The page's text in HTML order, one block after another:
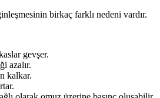
birkaç farklı nedeni vardır.
gevşer.
azalır.
kalkar.